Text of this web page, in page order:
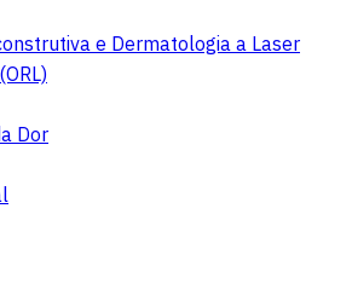
e Dermatologia a Laser
Dor